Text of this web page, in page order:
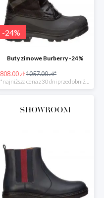
-24%
Buty zimowe Burberry -24%
808.00 zł1057.00 zł*